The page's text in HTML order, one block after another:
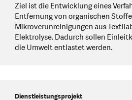
Ziel ist die Entwicklung eines
Entfernung von organischen
Mikroverunreinigungen aus
Elektrolyse. Dadurch sollen
die Umwelt entlastet werden.
Dienstleistungsprojekt